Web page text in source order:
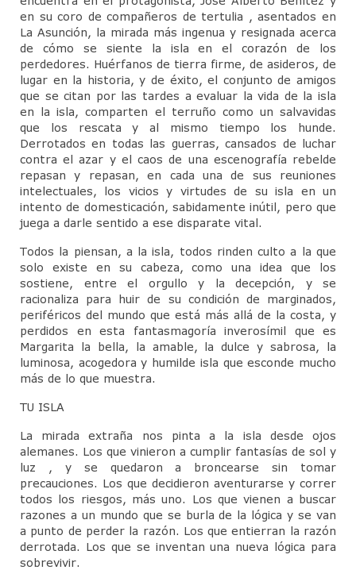
Departamento de Niños y Adolescentes (DNA)
Actividades
Jornadas para Padres
Diplomado de Psicoterapia Psicoanalítica
de Niños y Adolescentes.
Jornadas de Niñas, Niños y Adolescentes
Miembros
Servicio Psicoanalítico de Extensión Comunitaria
Actividades
Contacto
Reseñas Bibliograficas
Enlaces Asociados
Contacto
en su coro de compañeros de tertulia , asentados en
La Asunción, la mirada más ingenua y resignada acerca
de cómo se siente la isla en el corazón de los
perdedores. Huérfanos de tierra firme, de asideros, de
lugar en la historia, y de éxito, el conjunto de amigos
que se citan por las tardes a evaluar la vida de la isla
en la isla, comparten el terruño como un salvavidas
que los rescata y al mismo tiempo los hunde.
Derrotados en todas las guerras, cansados de luchar
contra el azar y el caos de una escenografía rebelde
repasan y repasan, en cada una de sus reuniones
intelectuales, los vicios y virtudes de su isla en un
intento de domesticación, sabidamente inútil, pero que
juega a darle sentido a ese disparate vital.
Todos la piensan, a la isla, todos rinden culto a la que
solo existe en su cabeza, como una idea que los
sostiene, entre el orgullo y la decepción, y se
racionaliza para huir de su condición de marginados,
periféricos del mundo que está más allá de la costa, y
perdidos en esta fantasmagoría inverosímil que es
Margarita la bella, la amable, la dulce y sabrosa, la
luminosa, acogedora y humilde isla que esconde mucho
más de lo que muestra.
TU ISLA
La mirada extraña nos pinta a la isla desde ojos
alemanes. Los que vinieron a cumplir fantasías de sol y
luz , y se quedaron a broncearse sin tomar
precauciones. Los que decidieron aventurarse y correr
todos los riesgos, más uno. Los que vienen a buscar
razones a un mundo que se burla de la lógica y se van
a punto de perder la razón. Los que entierran la razón
derrotada. Los que se inventan una nueva lógica para
sobrevivir.